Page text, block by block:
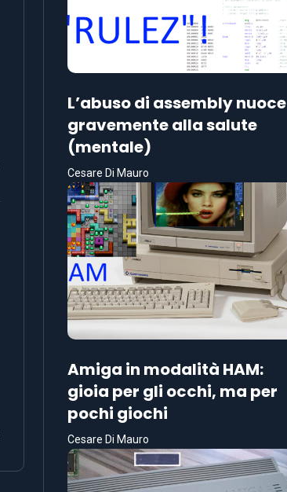
L’abuso di assembly nuoce
gravemente alla salute
(mentale)
Cesare Di Mauro
Amiga in modalità HAM:
gioia per gli occhi, ma per
pochi giochi
Cesare Di Mauro